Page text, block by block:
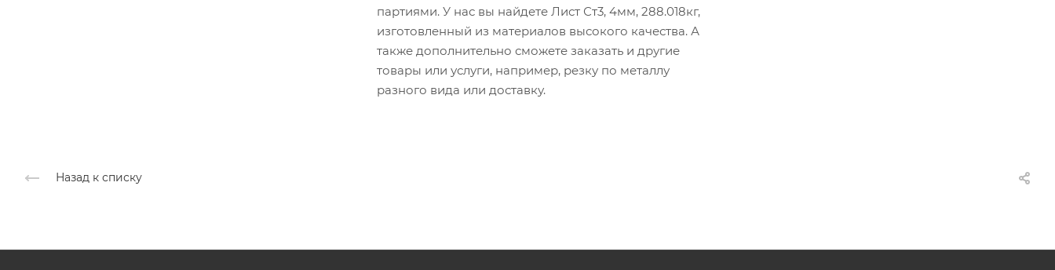
партиями. У нас вы найдете Лист Ст3, 4мм, 288.018кг,
изготовленный из материалов высокого качества. А
также дополнительно сможете заказать и другие
товары или услуги, например, резку по металлу
разного вида или доставку.
Назад к списку